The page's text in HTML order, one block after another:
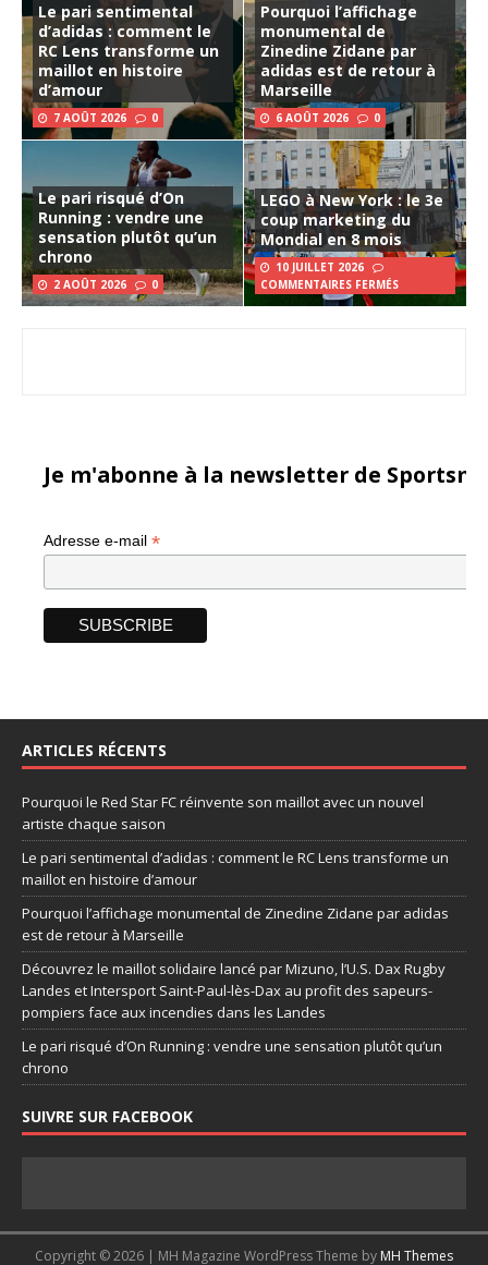
Le pari sentimental
d’adidas : comment le
RC Lens transforme un
maillot en histoire
d’amour
7 AOÛT 2026 0
Pourquoi l’affichage
monumental de
Zinedine Zidane par
adidas est de retour à
Marseille
6 AOÛT 2026 0
Le pari risqué d’On
Running : vendre une
sensation plutôt qu’un
chrono
2 AOÛT 2026 0
LEGO à New York : le 3e
coup marketing du
Mondial en 8 mois
10 JUILLET 2026
COMMENTAIRES FERMÉS
Je m'abonne à la newsletter de
Adresse e-mail *
ARTICLES RÉCENTS
Pourquoi le Red Star FC réinvente son maillot avec un nouvel
artiste chaque saison
Le pari sentimental d’adidas : comment le RC Lens transforme un
maillot en histoire d’amour
Pourquoi l’affichage monumental de Zinedine Zidane par adidas
est de retour à Marseille
Découvrez le maillot solidaire lancé par Mizuno, l’U.S. Dax Rugby
Landes et Intersport Saint-Paul-lès-Dax au profit des sapeurs-
pompiers face aux incendies dans les Landes
Le pari risqué d’On Running : vendre une sensation plutôt qu’un
chrono
SUIVRE SUR FACEBOOK
Copyright © 2026 | MH Magazine WordPress Theme by MH Themes